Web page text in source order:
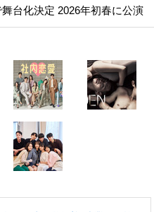
台化決定 2026年初春に公演